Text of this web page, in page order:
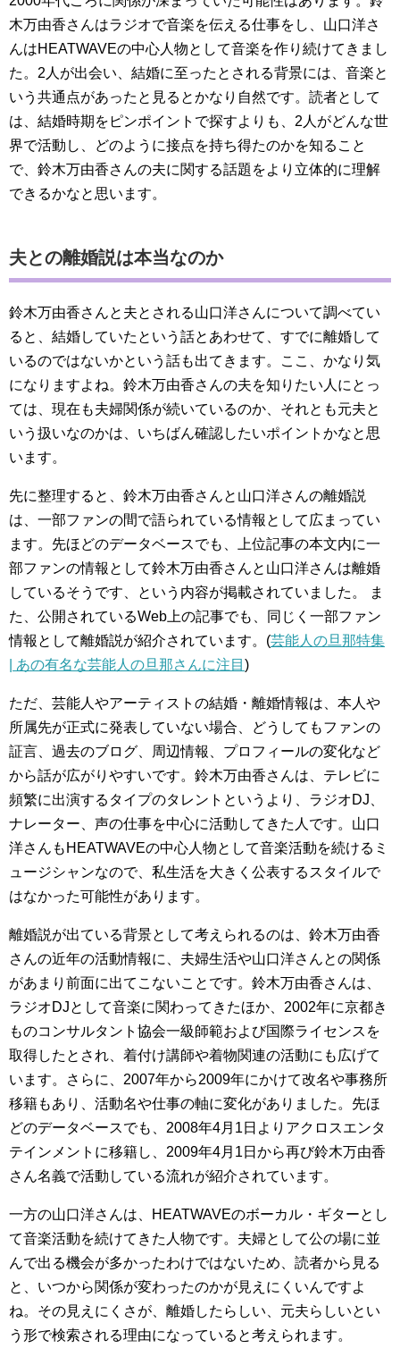
木万由香さんはラジオで音楽を伝える仕事をし、山口洋さ
んはHEATWAVEの中心人物として音楽を作り続けてきまし
た。2人が出会い、結婚に至ったとされる背景には、音楽と
いう共通点があったと見るとかなり自然です。読者として
は、結婚時期をピンポイントで探すよりも、2人がどんな世
界で活動し、どのように接点を持ち得たのかを知ること
で、鈴木万由香さんの夫に関する話題をより立体的に理解
できるかなと思います。
夫との離婚説は本当なのか
鈴木万由香さんと夫とされる山口洋さんについて調べてい
ると、結婚していたという話とあわせて、すでに離婚して
いるのではないかという話も出てきます。ここ、かなり気
になりますよね。鈴木万由香さんの夫を知りたい人にとっ
ては、現在も夫婦関係が続いているのか、それとも元夫と
いう扱いなのかは、いちばん確認したいポイントかなと思
います。
先に整理すると、鈴木万由香さんと山口洋さんの離婚説
は、一部ファンの間で語られている情報として広まってい
ます。先ほどのデータベースでも、上位記事の本文内に一
部ファンの情報として鈴木万由香さんと山口洋さんは離婚
しているそうです、という内容が掲載されていました。 ま
た、公開されているWeb上の記事でも、同じく一部ファン
情報として離婚説が紹介されています。(芸能人の旦那特集
| あの有名な芸能人の旦那さんに注目 )
ただ、芸能人やアーティストの結婚・離婚情報は、本人や
所属先が正式に発表していない場合、どうしてもファンの
証言、過去のブログ、周辺情報、プロフィールの変化など
から話が広がりやすいです。鈴木万由香さんは、テレビに
頻繁に出演するタイプのタレントというより、ラジオDJ、
ナレーター、声の仕事を中心に活動してきた人です。山口
洋さんもHEATWAVEの中心人物として音楽活動を続けるミ
ュージシャンなので、私生活を大きく公表するスタイルで
はなかった可能性があります。
離婚説が出ている背景として考えられるのは、鈴木万由香
さんの近年の活動情報に、夫婦生活や山口洋さんとの関係
があまり前面に出てこないことです。鈴木万由香さんは、
ラジオDJとして音楽に関わってきたほか、2002年に京都き
ものコンサルタント協会一級師範および国際ライセンスを
取得したとされ、着付け講師や着物関連の活動にも広げて
います。さらに、2007年から2009年にかけて改名や事務所
移籍もあり、活動名や仕事の軸に変化がありました。先ほ
どのデータベースでも、2008年4月1日よりアクロスエンタ
テインメントに移籍し、2009年4月1日から再び鈴木万由香
さん名義で活動している流れが紹介されています。
一方の山口洋さんは、HEATWAVEのボーカル・ギターとし
て音楽活動を続けてきた人物です。夫婦として公の場に並
んで出る機会が多かったわけではないため、読者から見る
と、いつから関係が変わったのかが見えにくいんですよ
ね。その見えにくさが、離婚したらしい、元夫らしいとい
う形で検索される理由になっていると考えられます。